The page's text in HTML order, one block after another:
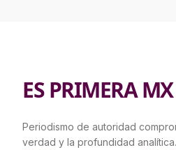
ES PRIMERA MX
Periodismo de autoridad
verdad y la profundidad analítica.